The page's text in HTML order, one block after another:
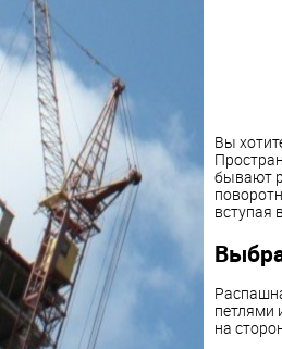
Вы
бывают
вступая
петлями
на